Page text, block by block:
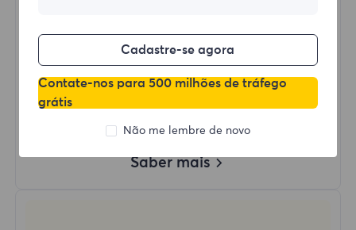
Uso de Dados Ilimitado
Uso Ilimitado de IP
Mais de 50 regiões ao redor do mundo
País Aleatório
Proxy Residencial Dinâmico Real
Saber mais
Cadastre-se agora
Contate-nos para 500 milhões de tráfego
grátis
Não me lembre de novo